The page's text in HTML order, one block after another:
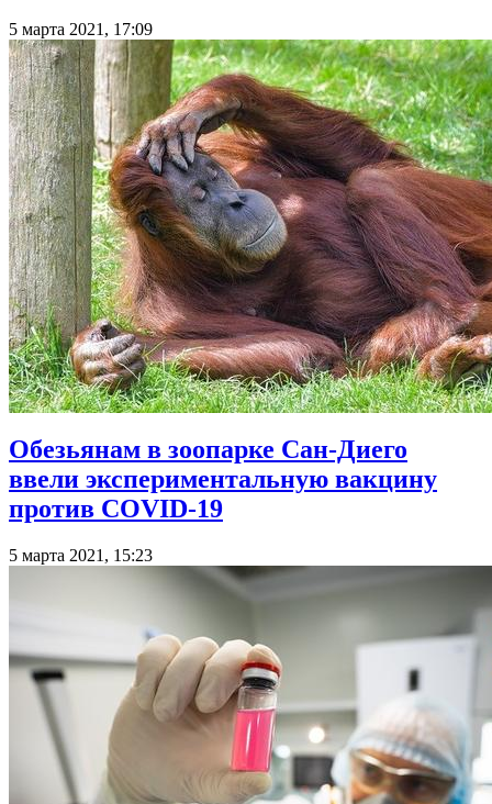
5 марта 2021, 17:09
Обезьянам в зоопарке Сан-Диего
ввели экспериментальную вакцину
против COVID-19
5 марта 2021, 15:23